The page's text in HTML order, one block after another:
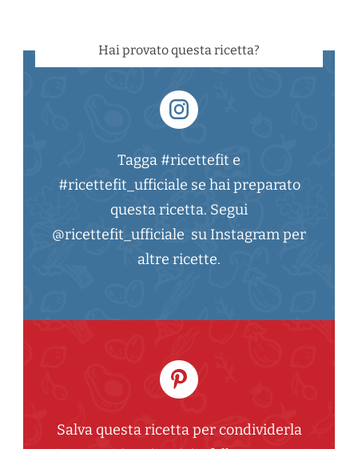
Hai provato questa ricetta?
Tagga #ricettefit e
#ricettefit_ufficiale se hai preparato
questa ricetta. Segui
@ricettefit_ufficiale su Instagram per
altre ricette.
Salva questa ricetta per condividerla